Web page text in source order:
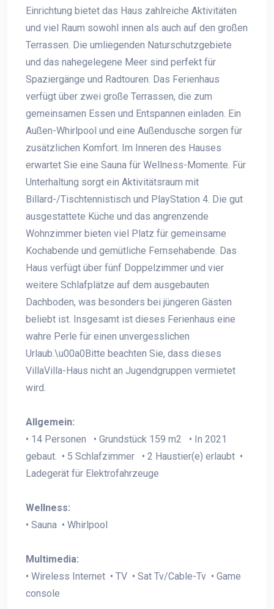
Einrichtung bietet das Haus zahlreiche Aktivitäten
und viel Raum sowohl innen als auch auf den großen
Terrassen. Die umliegenden Naturschutzgebiete
und das nahegelegene Meer sind perfekt für
Spaziergänge und Radtouren. Das Ferienhaus
verfügt über zwei große Terrassen, die zum
gemeinsamen Essen und Entspannen einladen. Ein
Außen-Whirlpool und eine Außendusche sorgen für
zusätzlichen Komfort. Im Inneren des Hauses
erwartet Sie eine Sauna für Wellness-Momente. Für
Unterhaltung sorgt ein Aktivitätsraum mit
Billard-/Tischtennistisch und PlayStation 4. Die gut
ausgestattete Küche und das angrenzende
Wohnzimmer bieten viel Platz für gemeinsame
Kochabende und gemütliche Fernsehabende. Das
Haus verfügt über fünf Doppelzimmer und vier
weitere Schlafplätze auf dem ausgebauten
Dachboden, was besonders bei jüngeren Gästen
beliebt ist. Insgesamt ist dieses Ferienhaus eine
wahre Perle für einen unvergesslichen
Urlaub.\u00a0Bitte beachten Sie, dass dieses
VillaVilla-Haus nicht an Jugendgruppen vermietet
wird.
Allgemein:
• 14 Personen • Grundstück 159 m2 • In 2021
gebaut. • 5 Schlafzimmer • 2 Haustier(e) erlaubt •
Ladegerät für Elektrofahrzeuge
Wellness:
• Sauna • Whirlpool
Multimedia:
• Wireless Internet • TV • Sat Tv/Cable-Tv • Game
console